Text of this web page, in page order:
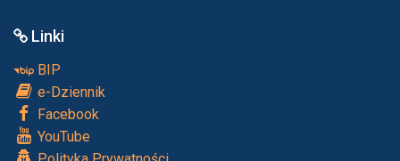
Linki
BIP
e-Dziennik
Facebook
YouTube